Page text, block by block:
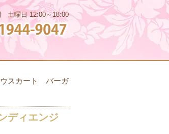
土曜日 12:00～18:00
ウスカート バーガ
ディエンジ